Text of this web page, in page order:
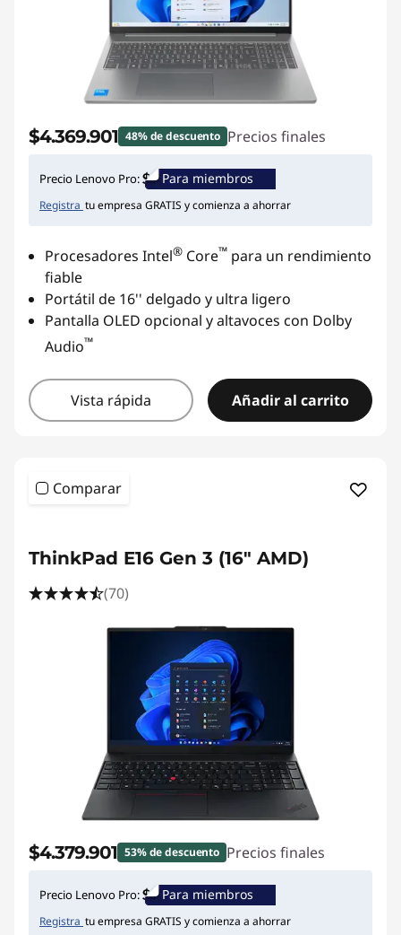
$4.369.901 48% de descuento Precios finales
Precio Lenovo Pro: Para miembros
Registra tu empresa GRATIS y comienza a ahorrar
Procesadores Intel® Core™ para un rendimiento
fiable
Portátil de 16'' delgado y ultra ligero
Pantalla OLED opcional y altavoces con Dolby
Audio™
Vista rápida Añadir al carrito
Comparar
ThinkPad E16 Gen 3 (16" AMD)
(70)
$4.379.901 53% de descuento Precios finales
Precio Lenovo Pro: Para miembros
Registra tu empresa GRATIS y comienza a ahorrar